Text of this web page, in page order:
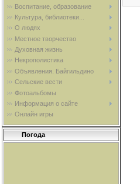
Воспитание, образование
Культура, библиотеки...
О людях
Местное творчество
Духовная жизнь
Некрополистика
Объявления. Байгильдино
Сельские вести
Фотоальбомы
Информация о сайте
Онлайн игры
Погода